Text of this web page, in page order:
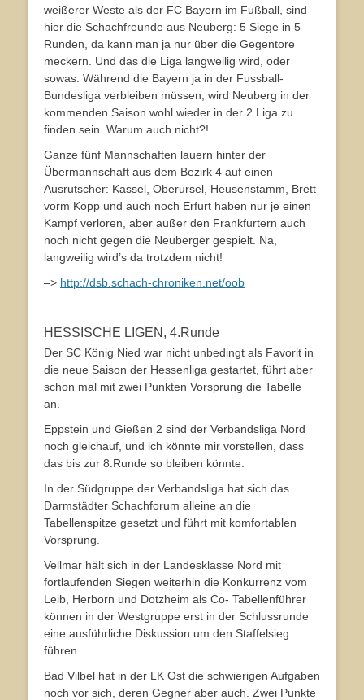
weißerer Weste als der FC Bayern im Fußball, sind
hier die Schachfreunde aus Neuberg: 5 Siege in 5
Runden, da kann man ja nur über die Gegentore
meckern. Und das die Liga langweilig wird, oder
sowas. Während die Bayern ja in der Fussball-
Bundesliga verbleiben müssen, wird Neuberg in der
kommenden Saison wohl wieder in der 2.Liga zu
finden sein. Warum auch nicht?!
Ganze fünf Mannschaften lauern hinter der
Übermannschaft aus dem Bezirk 4 auf einen
Ausrutscher: Kassel, Oberursel, Heusenstamm, Brett
vorm Kopp und auch noch Erfurt haben nur je einen
Kampf verloren, aber außer den Frankfurtern auch
noch nicht gegen die Neuberger gespielt. Na,
langweilig wird’s da trotzdem nicht!
–> http://dsb.schach-chroniken.net/oob
HESSISCHE LIGEN, 4.Runde
Der SC König Nied war nicht unbedingt als Favorit in
die neue Saison der Hessenliga gestartet, führt aber
schon mal mit zwei Punkten Vorsprung die Tabelle
an.
Eppstein und Gießen 2 sind der Verbandsliga Nord
noch gleichauf, und ich könnte mir vorstellen, dass
das bis zur 8.Runde so bleiben könnte.
In der Südgruppe der Verbandsliga hat sich das
Darmstädter Schachforum alleine an die
Tabellenspitze gesetzt und führt mit komfortablen
Vorsprung.
Vellmar hält sich in der Landesklasse Nord mit
fortlaufenden Siegen weiterhin die Konkurrenz vom
Leib, Herborn und Dotzheim als Co- Tabellenführer
können in der Westgruppe erst in der Schlussrunde
eine ausführliche Diskussion um den Staffelsieg
führen.
Bad Vilbel hat in der LK Ost die schwierigen Aufgaben
noch vor sich, deren Gegner aber auch. Zwei Punkte